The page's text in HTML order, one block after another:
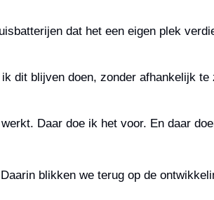
dat het een eigen plek
dit blijven doen, zonder afhankelijk
Daar doe ik het voor. En daar
blikken we terug op de